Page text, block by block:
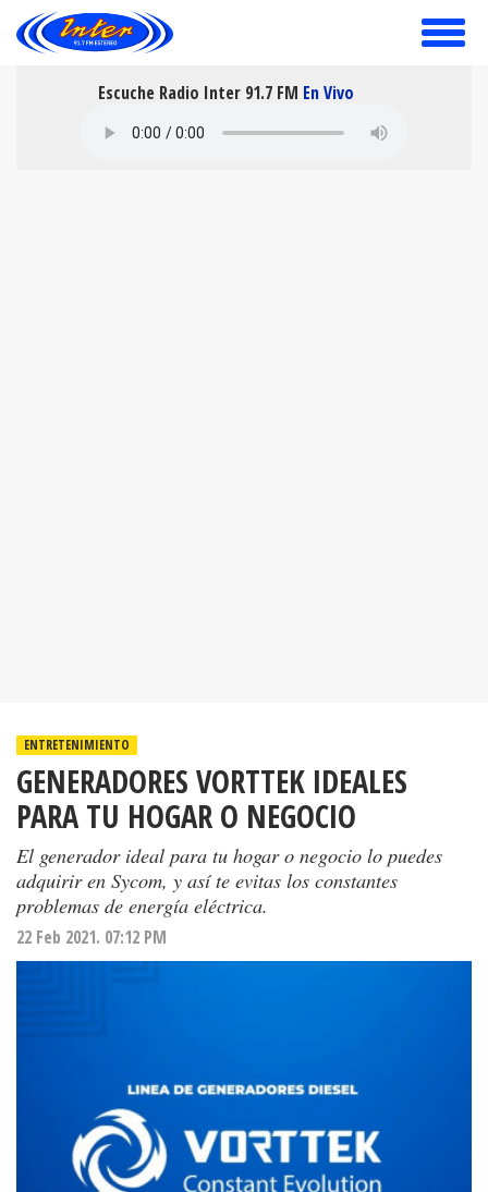
toggle
Escuche Radio Inter 91.7 FM En Vivo
ENTRETENIMIENTO
GENERADORES VORTTEK IDEALES
PARA TU HOGAR O NEGOCIO
El generador ideal para tu hogar o negocio lo puedes
adquirir en Sycom, y así te evitas los constantes
problemas de energía eléctrica.
22 Feb 2021. 07:12 PM